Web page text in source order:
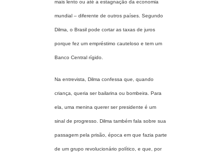
mais lento ou até a estagnação da economia
mundial – diferente de outros países. Segundo
Dilma, o Brasil pode cortar as taxas de juros
porque fez um empréstimo cauteloso e tem um
Banco Central rígido.
Na entrevista, Dilma confessa que, quando
criança, queria ser bailarina ou bombeira. Para
ela, uma menina querer ser presidente é um
sinal de progresso. Dilma também fala sobre sua
passagem pela prisão, época em que fazia parte
de um grupo revolucionário político, e que, por